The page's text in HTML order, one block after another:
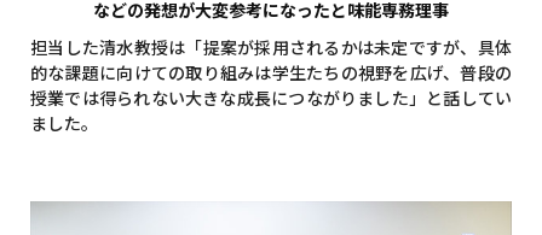
などの発想が大変参考になったと味能専務理事
担当した清水教授は「提案が採用されるかは未定ですが、具体
的な課題に向けての取り組みは学生たちの視野を広げ、普段の
授業では得られない大きな成長につながりました」と話してい
ました。